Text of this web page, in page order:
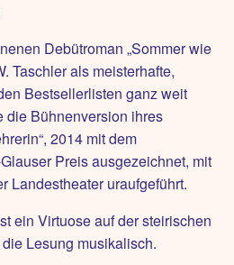
Debütroman „Sommer wie
Taschler als meisterhafte,
Bestsellerlisten ganz weit
die Bühnenversion ihres
2014 mit dem
Preis ausgezeichnet, mit
Landestheater uraufgeführt.
ein Virtuose auf der steirischen
Lesung musikalisch.